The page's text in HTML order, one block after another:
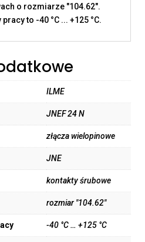
o rozmiarze "104.62".
to -40 °C ... +125 °C.
ILME
JNEF 24 N
złącza wielopinowe
JNE
kontakty śrubowe
rozmiar "104.62"
-40 °C … +125 °C